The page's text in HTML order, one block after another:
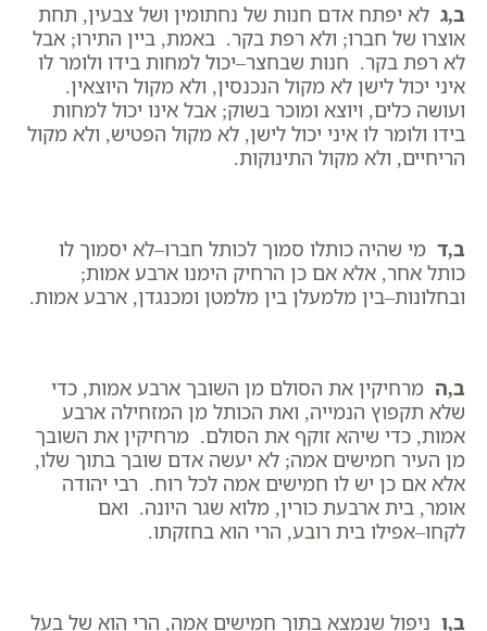
ב,ג לא יפתח אדם חנות של נחתומין ושל צבעין, תחת
אוצרו של חברו; ולא רפת בקר. באמת, ביין התירו; אבל
לא רפת בקר. חנות שבחצר–יכול למחות בידו ולומר לו
איני יכול לישן לא מקול הנכנסין, ולא מקול היוצאין.
ועושה כלים, ויוצא ומוכר בשוק; אבל אינו יכול למחות
בידו ולומר לו איני יכול לישן, לא מקול הפטיש, ולא מקול
הריחיים, ולא מקול התינוקות.
ב,ד מי שהיה כותלו סמוך לכותל חברו–לא יסמוך לו
כותל אחר, אלא אם כן הרחיק הימנו ארבע אמות;
ובחלונות–בין מלמעלן בין מלמטן ומכנגדן, ארבע אמות.
ב,ה מרחיקין את הסולם מן השובך ארבע אמות, כדי
שלא תקפוץ הנמייה, ואת הכותל מן המזחילה ארבע
אמות, כדי שיהא זוקף את הסולם. מרחיקין את השובך
מן העיר חמישים אמה; לא יעשה אדם שובך בתוך שלו,
אלא אם כן יש לו חמישים אמה לכל רוח. רבי יהודה
אומר, בית ארבעת כורין, מלוא שגר היונה. ואם
לקחו–אפילו בית רובע, הרי הוא בחזקתו.
ב,ו ניפול שנמצא בתוך חמישים אמה, הרי הוא של בעל